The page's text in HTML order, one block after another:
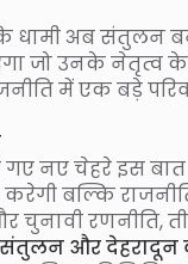
धामी अब संतुलन
जो उनके
में एक बड़े
नए चेहरे इस
करेगी बल्कि
चुनावी रणनीति,
और देहरादून